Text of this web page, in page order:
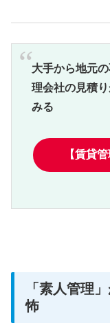
大手から地元
理会社の見積
みる
【賃貸
「素人管理
怖